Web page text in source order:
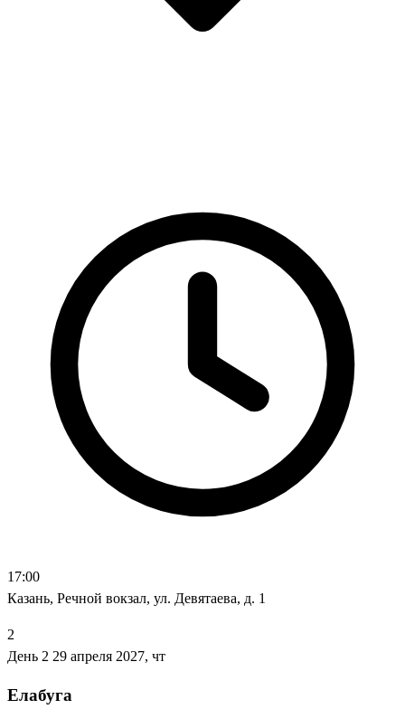
17:00
Казань, Речной вокзал, ул. Девятаева, д. 1
2
День 2 29 апреля 2027, чт
Елабуга